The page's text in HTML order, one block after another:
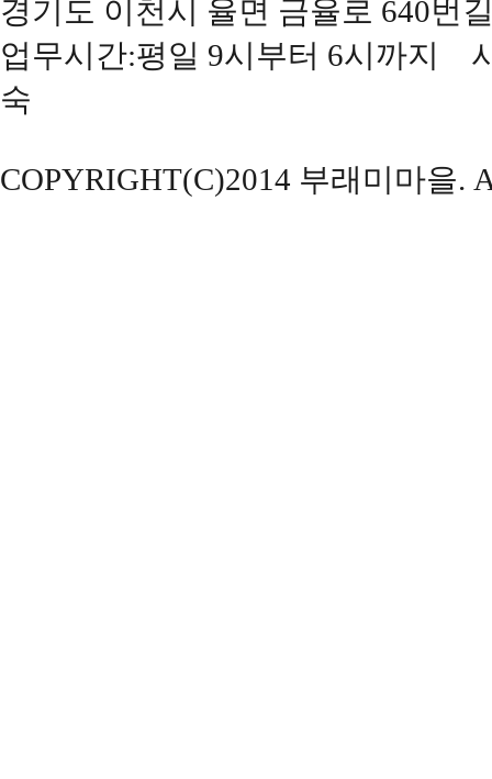
경기도 이천시 율면 금율로 640번
업무시간:평일 9시부터 6시까지
숙
COPYRIGHT(C)2014 부래미마을.